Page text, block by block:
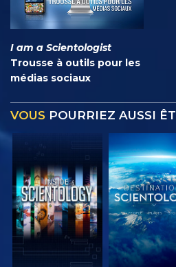
I am a Scientologist
Trousse à outils pour les
médias sociaux
VOUS POURRIEZ AUSSI